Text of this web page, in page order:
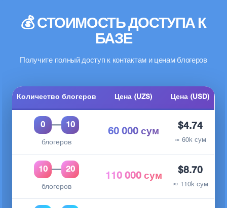
💰 СТОИМОСТЬ ДОСТУПА К
БАЗЕ
Получите полный доступ к контактам и ценам блогеров
Количество блогеров Цена (UZS) Цена (USD)
0 — 10
блогеров
60 000 сум
$4.74
≈ 60k сум
10 — 20
блогеров
110 000 сум
$8.70
≈ 110k сум